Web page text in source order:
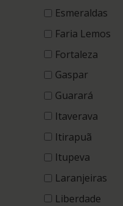
Esmeraldas
Faria Lemos
Fortaleza
Gaspar
Guarará
Itaverava
Itirapuã
Itupeva
Laranjeiras
Liberdade